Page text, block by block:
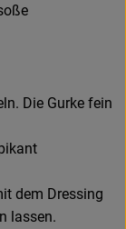
Die Gurke fein
dem Dressing
lassen.